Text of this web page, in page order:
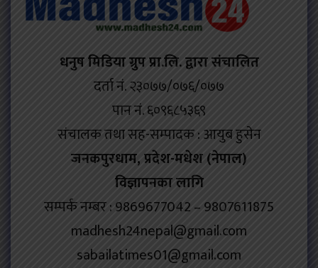
धनुष मिडिया ग्रुप प्रा.लि. द्वारा संचालित
दर्ता नं. २३०७७/०७६/०७७
पान नं. ६०९६८५३६९
संचालक तथा सह-सम्पादक : आयुब हुसेन
जनकपुरधाम, प्रदेश-मधेश (नेपाल)
विज्ञापनका लागि
सम्पर्क नम्बर : 9869677042 – 9807611875
madhesh24nepal@gmail.com
sabailatimes01@gmail.com